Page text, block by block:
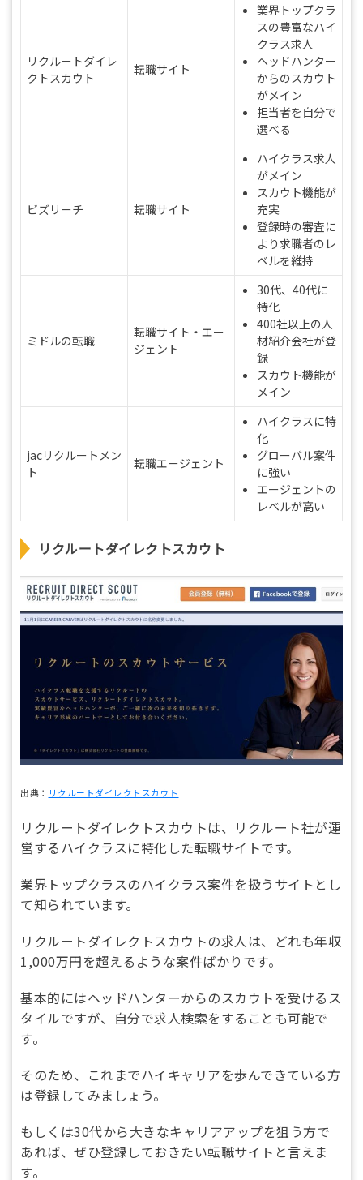
リクルートダイレ
クトスカウト
転職サイト
業界トップクラ
スの豊富なハイ
クラス求人
ヘッドハンター
からのスカウト
がメイン
担当者を自分で
選べる
ビズリーチ 転職サイト
ハイクラス求人
がメイン
スカウト機能が
充実
登録時の審査に
より求職者のレ
ベルを維持
ミドルの転職
転職サイト・エー
ジェント
30代、40代に
特化
400社以上の人
材紹介会社が登
録
スカウト機能が
メイン
jacリクルートメン
ト
転職エージェント
ハイクラスに特
化
グローバル案件
に強い
エージェントの
レベルが高い
リクルートダイレクトスカウト
出典： リクルートダイレクトスカウト
リクルートダイレクトスカウトは、リクルート社が運
営するハイクラスに特化した転職サイトです。
業界トップクラスのハイクラス案件を扱うサイトとし
て知られています。
リクルートダイレクトスカウトの求人は、どれも年収
1,000万円を超えるような案件ばかりです。
基本的にはヘッドハンターからのスカウトを受けるス
タイルですが、自分で求人検索をすることも可能で
す。
そのため、これまでハイキャリアを歩んできている方
は登録してみましょう。
もしくは30代から大きなキャリアアップを狙う方で
あれば、ぜひ登録しておきたい転職サイトと言えま
す。